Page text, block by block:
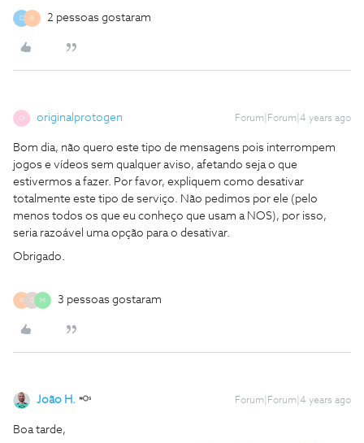
D R 2 pessoas gostaram
O originalprotogen Forum|Forum|4 years ago
Bom dia, não quero este tipo de mensagens pois interrompem
jogos e vídeos sem qualquer aviso, afetando seja o que
estivermos a fazer. Por favor, expliquem como desativar
totalmente este tipo de serviço. Não pedimos por ele (pelo
menos todos os que eu conheço que usam a NOS), por isso,
seria razoável uma opção para o desativar.
Obrigado.
R G M 3 pessoas gostaram
João H. Forum|Forum|4 years ago
Boa tarde,